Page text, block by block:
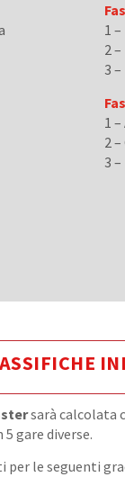
1
2
3
1
2
3
sarà calcolata
gare diverse.
le seguenti